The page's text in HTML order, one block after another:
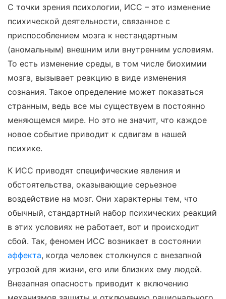
С точки зрения психологии, ИСС – это изменение
психической деятельности, связанное с
приспособлением мозга к нестандартным
(аномальным) внешним или внутренним условиям.
То есть изменение среды, в том числе биохимии
мозга, вызывает реакцию в виде изменения
сознания. Такое определение может показаться
странным, ведь все мы существуем в постоянно
меняющемся мире. Но это не значит, что каждое
новое событие приводит к сдвигам в нашей
психике.
К ИСС приводят специфические явления и
обстоятельства, оказывающие серьезное
воздействие на мозг. Они характерны тем, что
обычный, стандартный набор психических реакций
в этих условиях не работает, вот и происходит
сбой. Так, феномен ИСС возникает в состоянии
аффекта, когда человек столкнулся с внезапной
угрозой для жизни, его или близких ему людей.
Внезапная опасность приводит к включению